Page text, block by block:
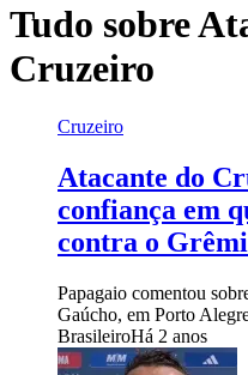
Tudo sobre
Cruzeiro
Cruzeiro
Atacante do
confiança em
contra o
Papagaio comentou
Gaúcho, em Porto
BrasileiroHá 2 anos